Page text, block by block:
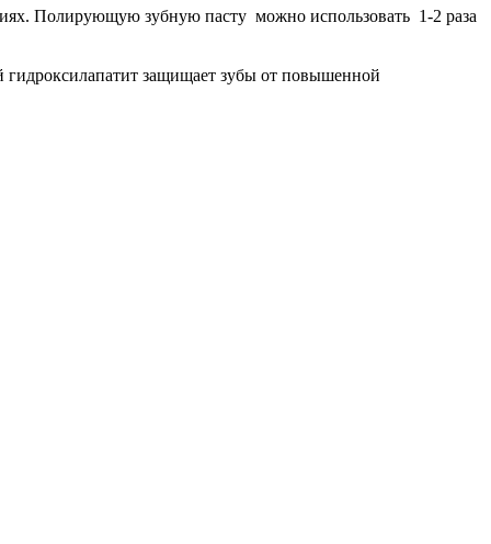
Полирующую зубную пасту можно использовать 1-2 раза
защищает зубы от повышенной